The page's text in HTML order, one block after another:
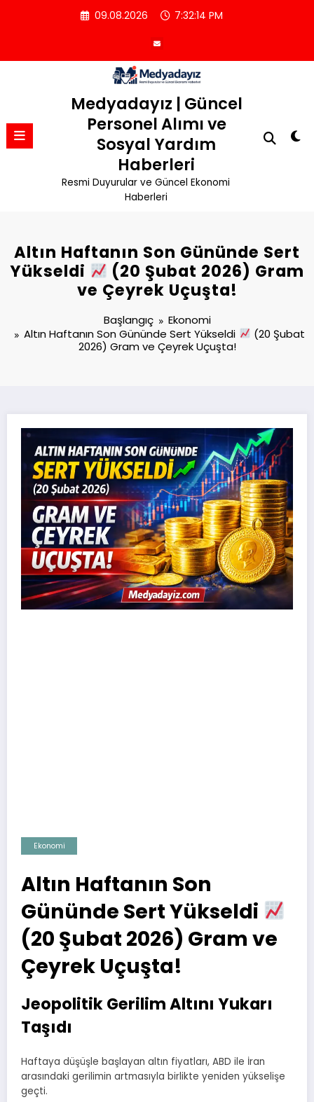
09.08.2026 7:32:14 PM
Medyadayız | Güncel
Personel Alımı ve
Sosyal Yardım
Haberleri
Resmi Duyurular ve Güncel Ekonomi
Haberleri
Altın Haftanın Son Gününde Sert
Yükseldi
(20 Şubat 2026) Gram
ve Çeyrek Uçuşta!
Başlangıç
Ekonomi
Altın Haftanın Son Gününde Sert Yükseldi
(20 Şubat
2026) Gram ve Çeyrek Uçuşta!
Ekonomi
Altın Haftanın Son
Gününde Sert Yükseldi
(20 Şubat 2026) Gram ve
Çeyrek Uçuşta!
Jeopolitik Gerilim Altını Yukarı
Taşıdı
Haftaya düşüşle başlayan altın fiyatları, ABD ile İran
arasındaki gerilimin artmasıyla birlikte yeniden yükselişe
geçti.